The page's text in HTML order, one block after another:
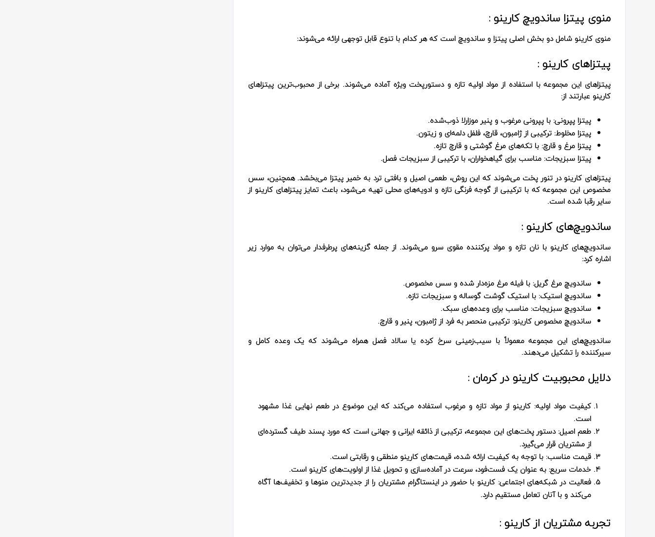
منوی پیتزا ساندویچ کارینو :
منوی کارینو شامل دو بخش اصلی پیتزا و ساندویچ است که هر کدام با تنوع قابل توجهی ارائه می‌شوند:
پیتزاهای کارینو :
پیتزاهای این مجموعه با استفاده از مواد اولیه تازه و دستورپخت ویژه آماده می‌شوند. برخی از محبوب‌ترین پیتزاهای
کارینو عبارتند از:
پیتزا پپرونی: با پپرونی مرغوب و پنیر موزارلا ذوب‌شده.
پیتزا مخلوط: ترکیبی از ژامبون، قارچ، فلفل دلمه‌ای و زیتون.
پیتزا مرغ و قارچ: با تکه‌های مرغ گوشتی و قارچ تازه.
پیتزا سبزیجات: مناسب برای گیاهخواران، با ترکیبی از سبزیجات فصل.
پیتزاهای کارینو در تنور پخت می‌شوند که این روش، طعمی اصیل و بافتی ترد به خمیر پیتزا می‌بخشد. همچنین، سس
مخصوص این مجموعه که با ترکیبی از گوجه فرنگی تازه و ادویه‌های محلی تهیه می‌شود، باعث تمایز پیتزاهای کارینو از
سایر رقبا شده است.
ساندویچ‌های کارینو :
ساندویچ‌های کارینو با نان تازه و مواد پرکننده مقوی سرو می‌شوند. از جمله گزینه‌های پرطرفدار می‌توان به موارد زیر
اشاره کرد:
ساندویچ مرغ گریل: با فیله مرغ مزه‌دار شده و سس مخصوص.
ساندویچ استیک: با استیک گوشت گوساله و سبزیجات تازه.
ساندویچ سبزیجات: مناسب برای وعده‌های سبک.
ساندویچ مخصوص کارینو: ترکیبی منحصر به فرد از ژامبون، پنیر و قارچ.
ساندویچ‌های این مجموعه معمولاً با سیب‌زمینی سرخ کرده یا سالاد فصل همراه می‌شوند که یک وعده کامل و
سیرکننده را تشکیل می‌دهند.
دلایل محبوبیت کارینو در کرمان :
کیفیت مواد اولیه: کارینو از مواد تازه و مرغوب استفاده می‌کند که این موضوع در طعم نهایی غذا مشهود
است.
طعم اصیل:دستور پخت‌های این مجموعه، ترکیبی از ذائقه ایرانی و جهانی است که مورد پسند طیف گسترده‌ای
از مشتریان قرار می‌گیرد.
قیمت مناسب: با توجه به کیفیت ارائه شده، قیمت‌های کارینو منطقی و رقابتی است.
خدمات سریع: به عنوان یک فست‌فود، سرعت در آماده‌سازی و تحویل غذا از اولویت‌های کارینو است.
فعالیت در شبکه‌های اجتماعی: کارینو با حضور در اینستاگرام مشتریان را از جدیدترین منوها و تخفیف‌ها آگاه
می‌کند و با آنان تعامل مستقیم دارد.
تجربه مشتریان از کارینو :